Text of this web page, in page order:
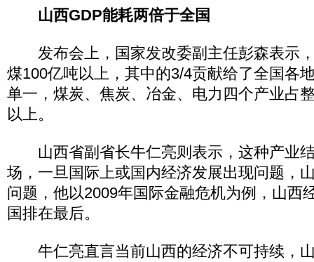
山西GDP能耗两倍于全国
发布会上，国家发改委副主任彭森表示
煤100亿吨以上，其中的3/4贡献给了全国各
单一，煤炭、焦炭、冶金、电力四个产业占
以上。
山西省副省长牛仁亮则表示，这种产业
场，一旦国际上或国内经济发展出现问题，
问题，他以2009年国际金融危机为例，山西
国排在最后。
牛仁亮直言当前山西的经济不可持续，